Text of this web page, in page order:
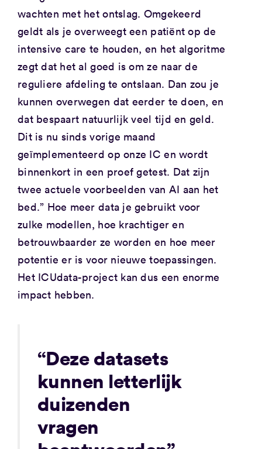
wachten met het ontslag. Omgekeerd
geldt als je overweegt een ​​patiënt op de
intensive care te houden, en het algoritme
zegt dat het al goed is om ze naar de
reguliere afdeling te ontslaan. Dan zou je
kunnen overwegen dat eerder te doen, en
dat bespaart natuurlijk veel tijd en geld.
Dit is nu sinds vorige maand
geïmplementeerd op onze IC en wordt
binnenkort in een proef getest. Dat zijn
twee actuele voorbeelden van AI aan het
bed.” Hoe meer data je gebruikt voor
zulke modellen, hoe krachtiger en
betrouwbaarder ze worden en hoe meer
potentie er is voor nieuwe toepassingen.
Het ICUdata-project kan dus een enorme
impact hebben.
“Deze datasets
kunnen letterlijk
duizenden
vragen